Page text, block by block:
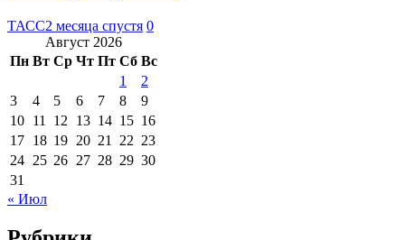
ТАСС2 месяца спустя 0
Август 2026
Пн Вт Ср Чт Пт Сб Вс
1
2
3
4 5 6 7 8
9
10 11 12 13 14 15 16
17 18 19 20 21 22 23
24 25 26 27 28 29 30
31
« Июл